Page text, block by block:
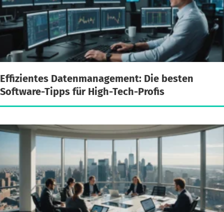
Effizientes Datenmanagement: Die besten
Software-Tipps für High-Tech-Profis